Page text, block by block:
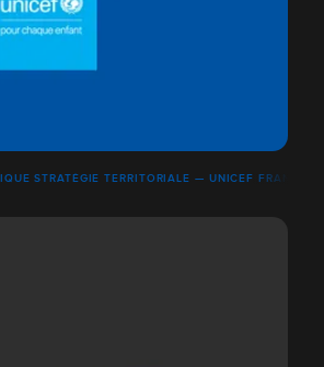
STRATÉGIE TERRITORIALE — UNICEF FRANCE